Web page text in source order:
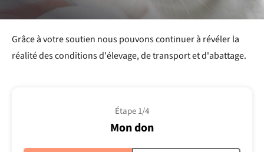
Grâce à votre soutien nous pouvons continuer à révéler la
réalité des conditions d'élevage, de transport et d'abattage.
Mon don
Étape 1/4